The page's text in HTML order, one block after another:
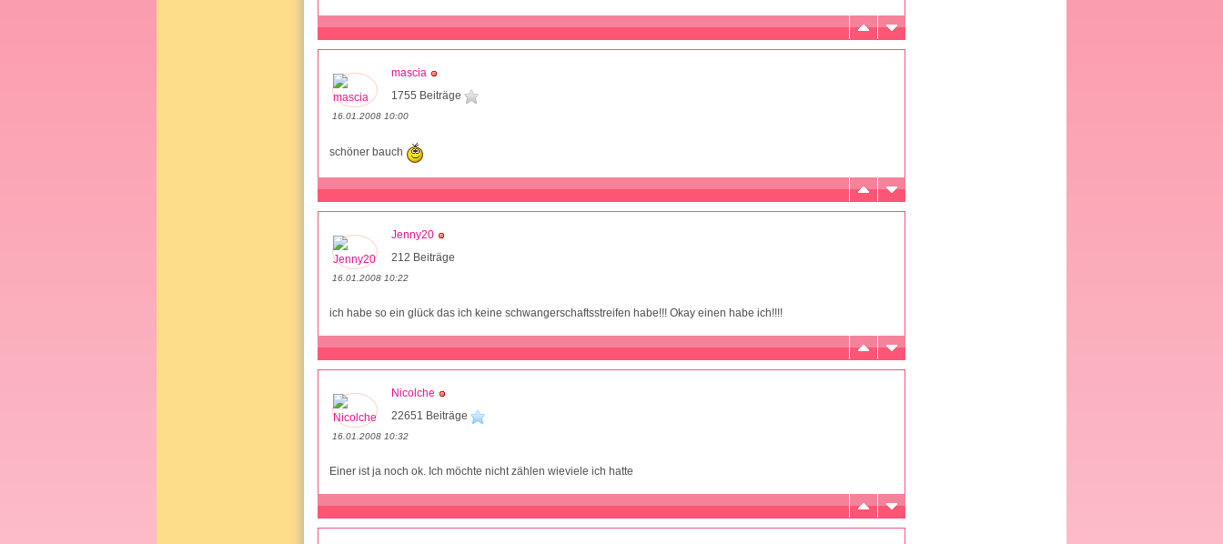
mascia
1755 Beiträge
16.01.2008 10:00
schöner bauch
Jenny20
212 Beiträge
16.01.2008 10:22
ich habe so ein glück das ich keine schwangerschaftsstreifen habe!!! Okay einen habe ich!!!!
Nicolche
22651 Beiträge
16.01.2008 10:32
Einer ist ja noch ok. Ich möchte nicht zählen wieviele ich hatte